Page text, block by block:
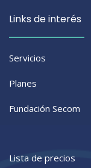
Links de interés
Servicios
Planes
Fundación Secom
Lista de precios